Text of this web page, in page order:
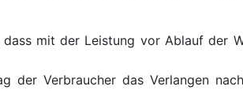
mit der Leistung vor Ablauf der
der Verbraucher das Verlangen